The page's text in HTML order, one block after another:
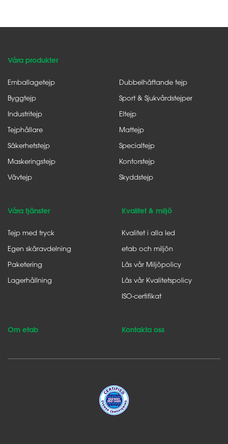
Våra produkter
Emballagetejp
Byggtejp
Industritejp
Tejphållare
Säkerhetstejp
Maskeringstejp
Vävtejp
Dubbelhäftande tejp
Sport & Sjukvårdstejper
Eltejp
Mattejp
Specialtejp
Kontorstejp
Skyddstejp
Våra tjänster
Tejp med tryck
Egen skäravdelning
Paketering
Lagerhållning
Kvalitet & miljö
Kvalitet i alla led
etab och miljön
Läs vår Miljöpolicy
Läs vår Kvalitetspolicy
ISO-certifikat
Om etab Kontakta oss